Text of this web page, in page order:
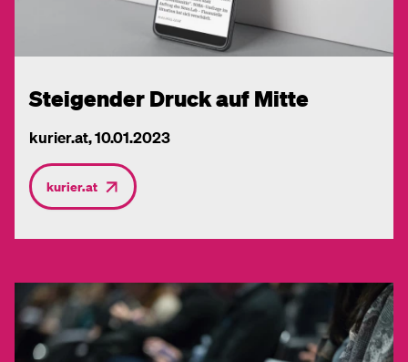
Steigender Druck auf Mitte
kurier.at, 10.01.2023
kurier.at